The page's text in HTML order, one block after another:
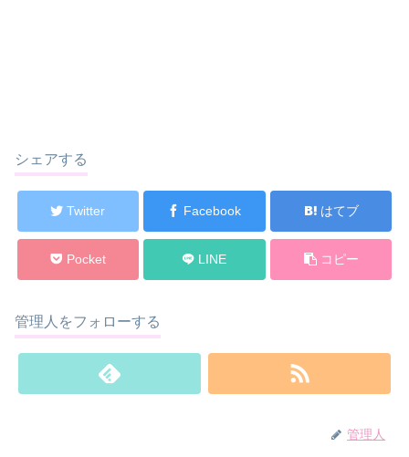
シェアする
Twitter Facebook はてブ
Pocket LINE コピー
管理人をフォローする
管理人